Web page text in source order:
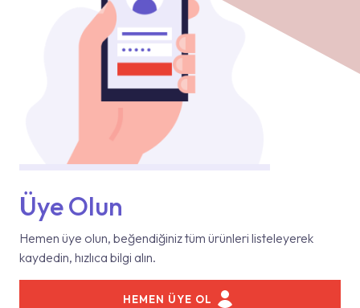
Üye Olun
Hemen üye olun, beğendiğiniz tüm ürünleri listeleyerek
kaydedin, hızlıca bilgi alın.
HEMEN ÜYE OL